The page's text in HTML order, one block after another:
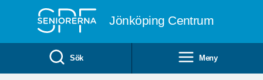
Jönköping Centrum
Sök Meny